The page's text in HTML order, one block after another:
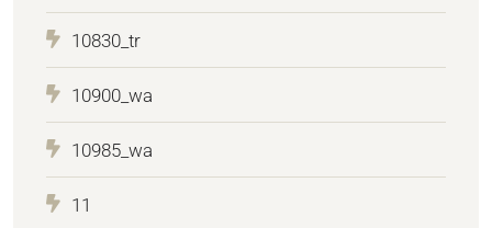
10830_tr
10900_wa
10985_wa
11